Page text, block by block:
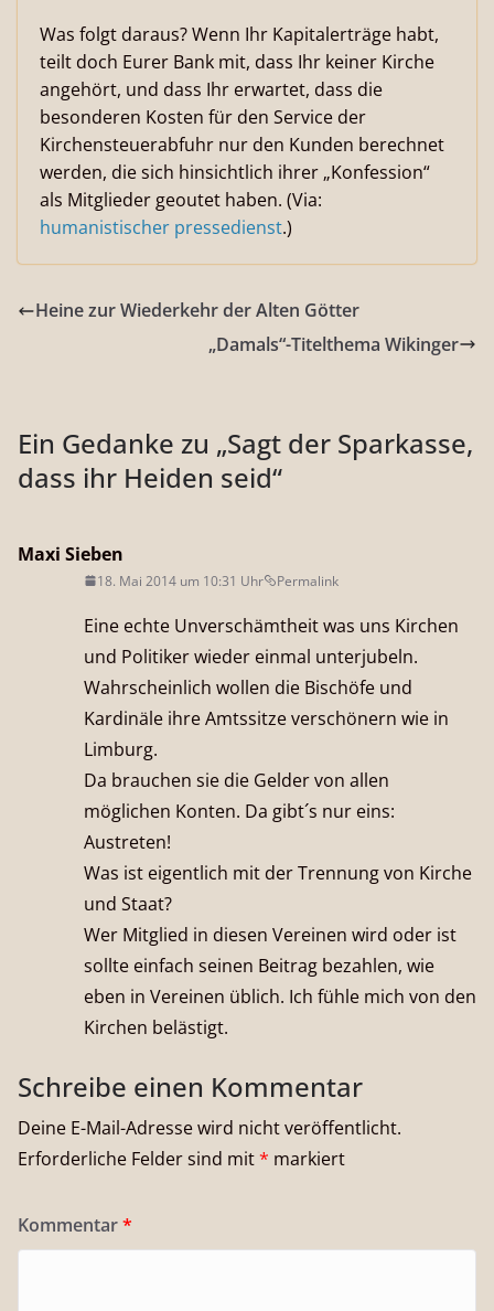
Was folgt daraus? Wenn Ihr Kapitalerträge habt,
teilt doch Eurer Bank mit, dass Ihr keiner Kirche
angehört, und dass Ihr erwartet, dass die
besonderen Kosten für den Service der
Kirchensteuerabfuhr nur den Kunden berechnet
werden, die sich hinsichtlich ihrer „Konfession“
als Mitglieder geoutet haben. (Via:
humanistischer pressedienst.)
Heine zur Wiederkehr der Alten Götter
„Damals“-Titelthema Wikinger
Ein Gedanke zu „Sagt der Sparkasse,
dass ihr Heiden seid“
Maxi Sieben
18. Mai 2014 um 10:31 Uhr Permalink
Eine echte Unverschämtheit was uns Kirchen
und Politiker wieder einmal unterjubeln.
Wahrscheinlich wollen die Bischöfe und
Kardinäle ihre Amtssitze verschönern wie in
Limburg.
Da brauchen sie die Gelder von allen
möglichen Konten. Da gibt´s nur eins:
Austreten!
Was ist eigentlich mit der Trennung von Kirche
und Staat?
Wer Mitglied in diesen Vereinen wird oder ist
sollte einfach seinen Beitrag bezahlen, wie
eben in Vereinen üblich. Ich fühle mich von den
Kirchen belästigt.
Schreibe einen Kommentar
Deine E-Mail-Adresse wird nicht veröffentlicht.
Erforderliche Felder sind mit* markiert
Kommentar*